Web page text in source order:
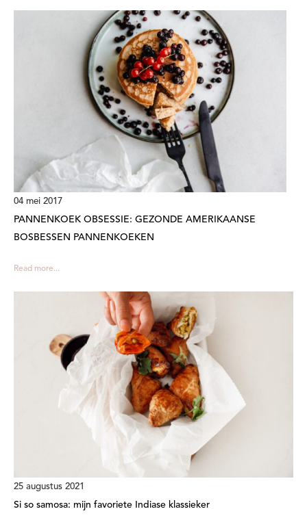
04 mei 2017
PANNENKOEK OBSESSIE: GEZONDE AMERIKAANSE
BOSBESSEN PANNENKOEKEN
Read more...
25 augustus 2021
Si so samosa: mijn favoriete Indiase klassieker